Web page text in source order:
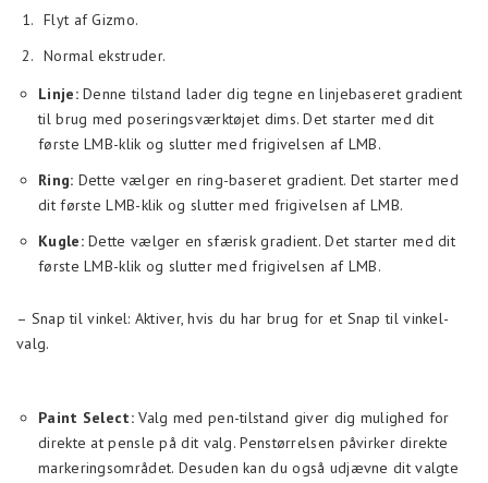
Flyt af Gizmo.
Normal ekstruder.
Linje:Denne tilstand lader dig tegne en linjebaseret gradient
til brug med poseringsværktøjet dims. Det starter med dit
første LMB-klik og slutter med frigivelsen af LMB.
Ring: Dette vælger en ring-baseret gradient. Det starter med
dit første LMB-klik og slutter med frigivelsen af LMB.
Kugle:Dette vælger en sfærisk gradient. Det starter med dit
første LMB-klik og slutter med frigivelsen af LMB.
– Snap til vinkel: Aktiver, hvis du har brug for et Snap til vinkel-
valg.
Paint Select:Valg med pen-tilstand giver dig mulighed for
direkte at pensle på dit valg. Penstørrelsen påvirker direkte
markeringsområdet. Desuden kan du også udjævne dit valgte